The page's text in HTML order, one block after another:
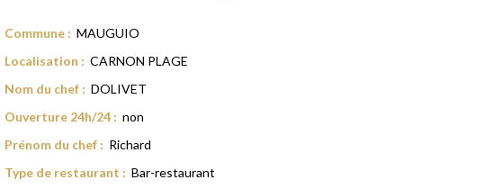
Commune : MAUGUIO
Localisation : CARNON PLAGE
Nom du chef : DOLIVET
Ouverture 24h/24 : non
Prénom du chef : Richard
Type de restaurant : Bar-restaurant